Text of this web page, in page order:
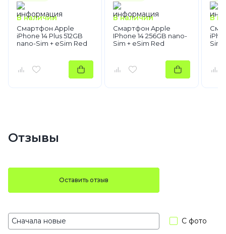
В наличии
Смартфон Apple
iPhone 14 Plus 512GB
nano-Sim + eSim Red
В наличии
Смартфон Apple
IPhone 14 256GB nano-
Sim + eSim Red
В
Sim
Отзывы
Оставить отзыв
С фото